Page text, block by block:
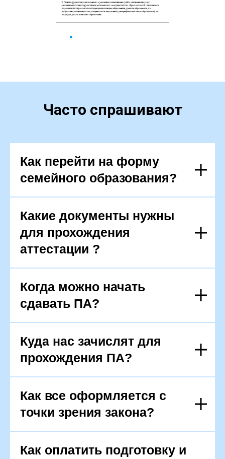
Часто спрашивают
Как перейти на форму
семейного образования?
Какие документы нужны
для прохождения
аттестации ?
Когда можно начать
сдавать ПА?
Куда нас зачислят для
прохождения ПА?
Как все оформляется с
точки зрения закона?
Как оплатить подготовку и